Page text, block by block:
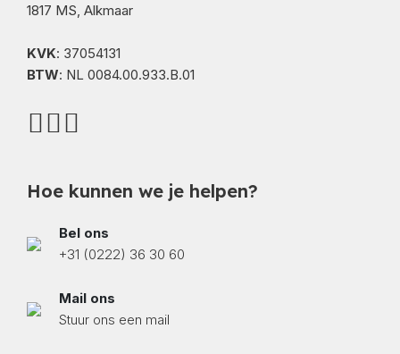
1817 MS, Alkmaar
KVK: 37054131
BTW: NL 0084.00.933.B.01
Hoe kunnen we je helpen?
Bel ons
+31 (0222) 36 30 60
Mail ons
Stuur ons een mail